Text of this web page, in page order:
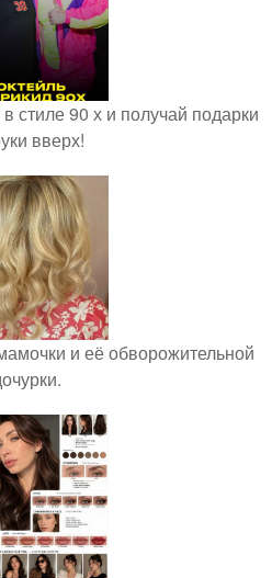
стиле 90 х и получай подарки
вверх!
и её обворожительной